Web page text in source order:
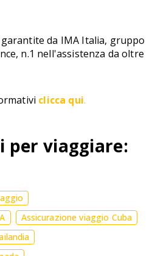
da IMA Italia, gruppo
n.1 nell'assistenza da oltre
clicca qui.
per viaggiare:
Assicurazione viaggio Cuba